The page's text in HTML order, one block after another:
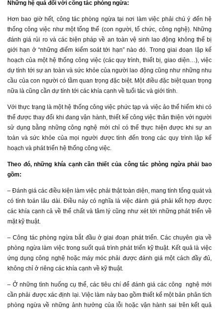
Những hệ quả đối với công tác phòng ngừa:
Hơn bao giờ hết, công tác phòng ngừa tại nơi làm việc phải chú ý đến hệ
thống công việc như một tổng thể (con người, tổ chức, công nghệ). Những
đánh giá rủi ro và các biện pháp về an toàn vệ sinh lao động không thể bị
giới hạn ở “những điểm kiểm soát tới hạn” nào đó. Trong giai đoạn lập kế
hoạch của một hệ thống công việc (các quy trình, thiết bị, giao diện…), việc
dự tính tới sự an toàn và sức khỏe của người lao động cũng như những nhu
cầu của con người có tầm quan trọng đặc biệt. Một điều đặc biệt quan trọng
nữa là cũng cần dự tính tới các khía cạnh về tuổi tác và giới tính.
Với thực trạng là một hệ thống công việc phức tạp và việc ảo thể hiếm khi có
thể được thay đổi khi đang vận hành, thiết kế công việc thân thiện với người
sử dụng bằng những công nghệ mới chỉ có thể thực hiện được khi sự an
toàn và sức khỏe của mọi người được tính đến trong các quy trình lập kế
hoạch và phát triển hệ thống công việc.
Theo đó, những khía cạnh cần thiết của công tác phòng ngừa phải bao
gồm:
– Đánh giá các điều kiện làm việc phải thật toàn diện, mang tính tổng quát và
có tính toán lâu dài. Điều này có nghĩa là việc đánh giá phải kết hợp được
các khía cạnh cả về thể chất và tâm lý cũng như xét tới những phát triển về
mặt kỹ thuật.
– Công tác phòng ngừa bắt đầu ở giai đoạn phát triển. Các chuyên gia về
phòng ngừa làm việc trong suốt quá trình phát triển kỹ thuật. Kết quả là việc
ứng dụng công nghệ hoặc máy móc phải được đánh giá một cách đầy đủ,
không chỉ ở riêng các khía cạnh về kỹ thuật.
– Ở những tình huống cụ thể, các tiêu chí để đánh giá các công nghệ mới
cần phải được xác định lại. Việc làm này bao gồm thiết kế một bản phân tích
phòng ngừa về những ảnh hưởng của lỗi hoặc vận hành sai trên kết quả